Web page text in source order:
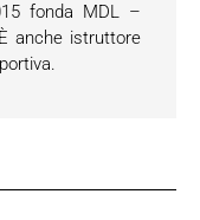
fonda MDL –
anche istruttore